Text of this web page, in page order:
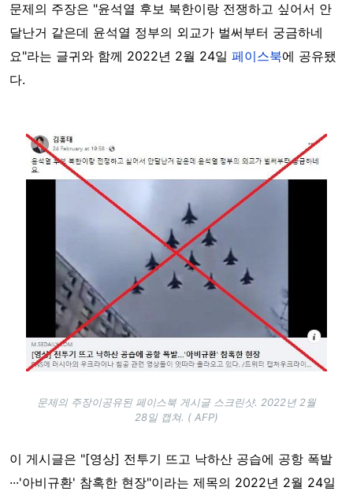
문제의 주장은 "윤석열 후보 북한이랑 전쟁하고 싶어서 안
달난거 같은데 윤석열 정부의 외교가 벌써부터 궁금하네
요"라는 글귀와 함께 2022년 2월 24일 페이스북에 공유됐
다.
Image
문제의 주장이공유된 페이스북 게시글 스크린샷. 2022년 2월
28일 캡쳐. ( AFP)
이 게시글은 "[영상] 전투기 뜨고 낙하산 공습에 공항 폭발
···'아비규환' 참혹한 현장"이라는 제목의 2022년 2월 24일